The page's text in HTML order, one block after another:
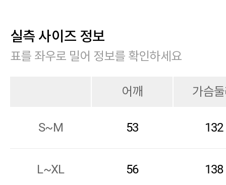
실측 사이즈 정보
표를 좌우로 밀어 정보를 확인하세요
어깨 가슴
S~M 53 132
L~XL 56 138